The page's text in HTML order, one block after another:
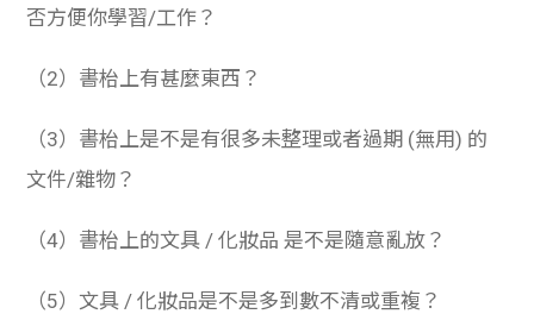
否方便你學習/工作？
（2）書枱上有甚麼東西？
（3）書枱上是不是有很多未整理或者過期 (無用) 的
文件/雜物？
（4）書枱上的文具 / 化妝品 是不是隨意亂放？
（5）文具 / 化妝品是不是多到數不清或重複？